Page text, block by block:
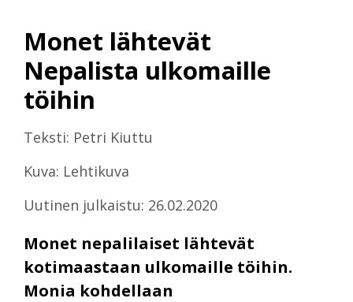
Monet lähtevät
Nepalista ulkomaille
töihin
Teksti: Petri Kiuttu
Kuva: Lehtikuva
Uutinen julkaistu: 26.02.2020
Monet nepalilaiset lähtevät
kotimaastaan ulkomaille töihin.
Monia kohdellaan